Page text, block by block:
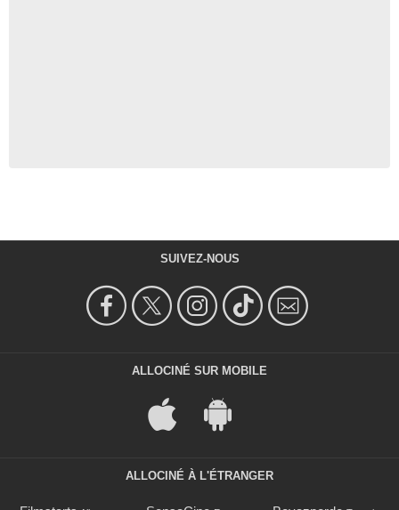
SUIVEZ-NOUS
ALLOCINÉ SUR MOBILE
ALLOCINÉ À L'ÉTRANGER